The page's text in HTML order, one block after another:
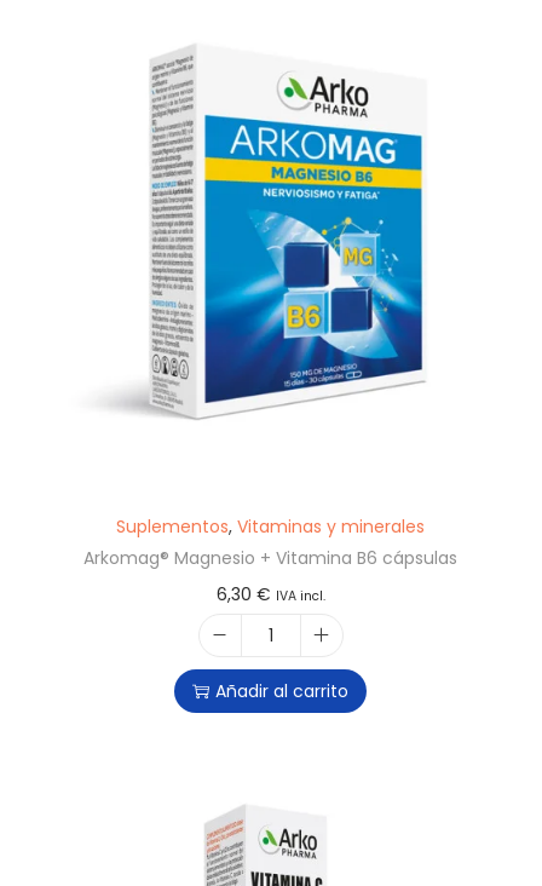
Suplementos,Vitaminas y minerales
Arkomag® Magnesio + Vitamina B6 cápsulas
6,30 € IVA incl.
Añadir al carrito